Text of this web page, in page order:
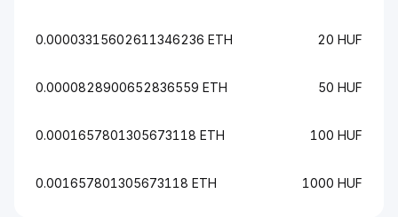
0.00003315602611346236 ETH 20 HUF
0.0000828900652836559 ETH 50 HUF
0.0001657801305673118 ETH 100 HUF
0.001657801305673118 ETH 1000 HUF